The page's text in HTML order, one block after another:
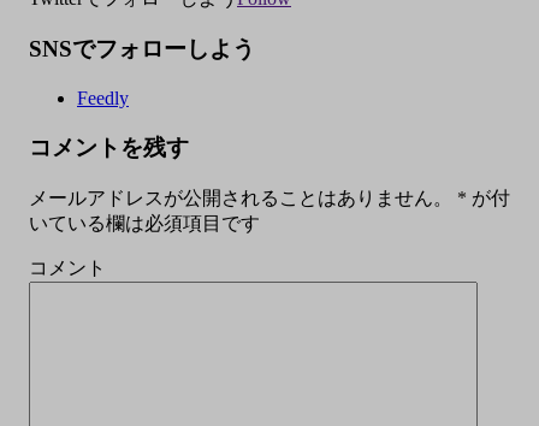
SNSでフォローしよう
Feedly
コメントを残す
メールアドレスが公開されることはありません。 * が付
いている欄は必須項目です
コメント